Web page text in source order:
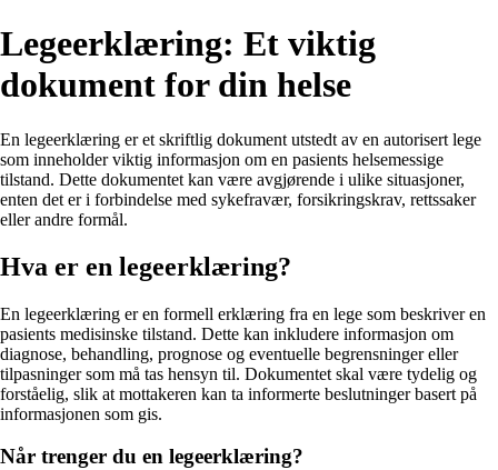
Legeerklæring: Et viktig
dokument for din helse
En legeerklæring er et skriftlig dokument utstedt av en autorisert lege
som inneholder viktig informasjon om en pasients helsemessige
tilstand. Dette dokumentet kan være avgjørende i ulike situasjoner,
enten det er i forbindelse med sykefravær, forsikringskrav, rettssaker
eller andre formål.
Hva er en legeerklæring?
En legeerklæring er en formell erklæring fra en lege som beskriver en
pasients medisinske tilstand. Dette kan inkludere informasjon om
diagnose, behandling, prognose og eventuelle begrensninger eller
tilpasninger som må tas hensyn til. Dokumentet skal være tydelig og
forståelig, slik at mottakeren kan ta informerte beslutninger basert på
informasjonen som gis.
Når trenger du en legeerklæring?